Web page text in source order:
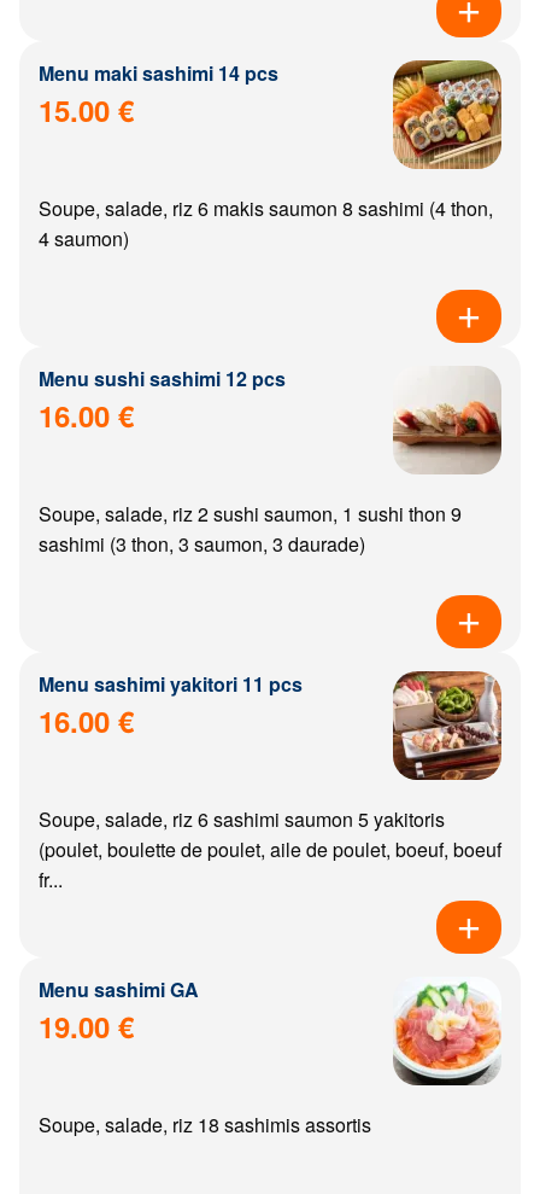
Menu maki sashimi 14 pcs
15.00 €
Soupe, salade, riz 6 makis saumon 8 sashimi (4 thon,
4 saumon)
Menu sushi sashimi 12 pcs
16.00 €
Soupe, salade, riz 2 sushi saumon, 1 sushi thon 9
sashimi (3 thon, 3 saumon, 3 daurade)
Menu sashimi yakitori 11 pcs
16.00 €
Soupe, salade, riz 6 sashimi saumon 5 yakitoris
(poulet, boulette de poulet, aile de poulet, boeuf, boeuf
fr...
Menu sashimi GA
19.00 €
Soupe, salade, riz 18 sashimis assortis